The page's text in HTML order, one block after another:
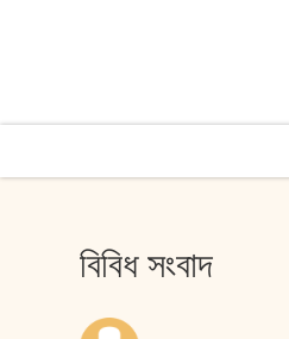
বিবিধ সংবাদ